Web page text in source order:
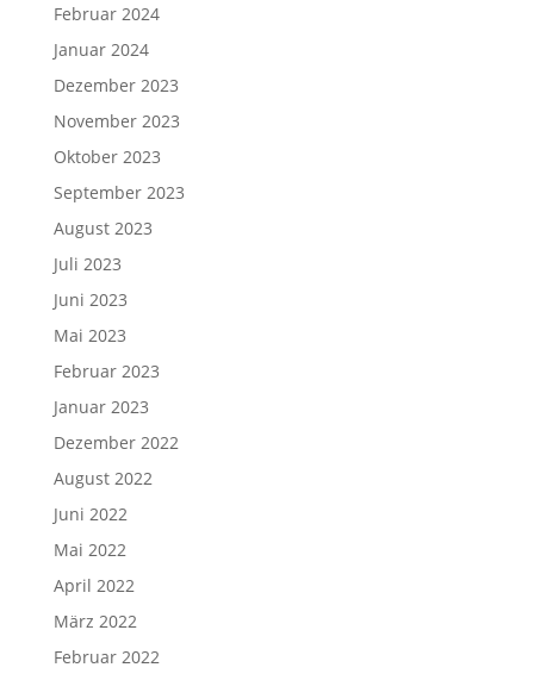
Februar 2024
Januar 2024
Dezember 2023
November 2023
Oktober 2023
September 2023
August 2023
Juli 2023
Juni 2023
Mai 2023
Februar 2023
Januar 2023
Dezember 2022
August 2022
Juni 2022
Mai 2022
April 2022
März 2022
Februar 2022